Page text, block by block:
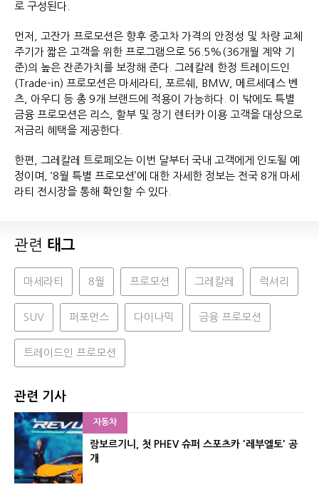
로 구성된다.
먼저, 고잔가 프로모션은 향후 중고차 가격의 안정성 및 차량 교체
주기가 짧은 고객을 위한 프로그램으로 56.5%(36개월 계약 기
준)의 높은 잔존가치를 보장해 준다. 그레칼레 한정 트레이드인
(Trade-in) 프로모션은 마세라티, 포르쉐, BMW, 메르세데스 벤
츠, 아우디 등 총 9개 브랜드에 적용이 가능하다. 이 밖에도 특별
금융 프로모션은 리스, 할부 및 장기 렌터카 이용 고객을 대상으로
저금리 혜택을 제공한다.
한편, 그레칼레 트로페오는 이번 달부터 국내 고객에게 인도될 예
정이며, ‘8월 특별 프로모션’에 대한 자세한 정보는 전국 8개 마세
라티 전시장을 통해 확인할 수 있다.
관련 태그
마세라티 8월 프로모션 그레칼레 럭셔리
SUV 퍼포먼스 다이나믹 금융 프로모션
트레이드인 프로모션
관련 기사
자동차
람보르기니, 첫 PHEV 슈퍼 스포츠카 '레부엘토' 공
개